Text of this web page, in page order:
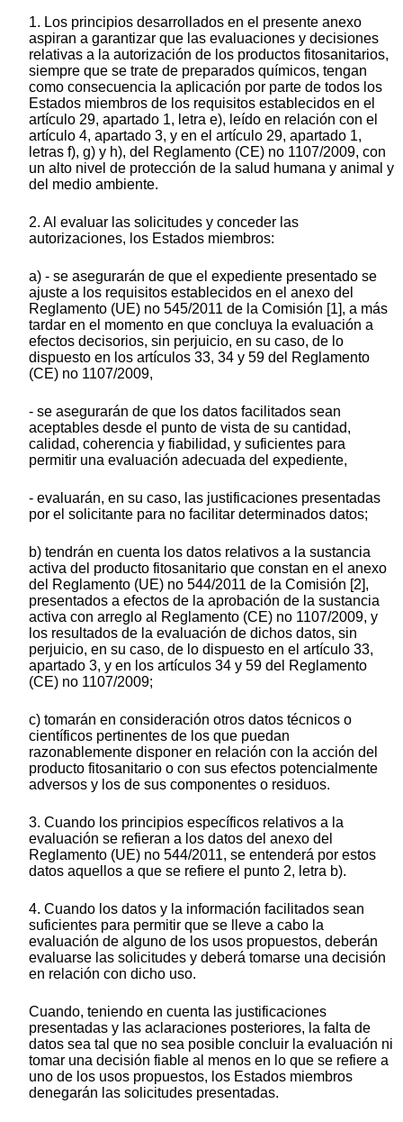
1. Los principios desarrollados en el presente anexo
aspiran a garantizar que las evaluaciones y decisiones
relativas a la autorización de los productos fitosanitarios,
siempre que se trate de preparados químicos, tengan
como consecuencia la aplicación por parte de todos los
Estados miembros de los requisitos establecidos en el
artículo 29, apartado 1, letra e), leído en relación con el
artículo 4, apartado 3, y en el artículo 29, apartado 1,
letras f), g) y h), del Reglamento (CE) no 1107/2009, con
un alto nivel de protección de la salud humana y animal y
del medio ambiente.
2. Al evaluar las solicitudes y conceder las
autorizaciones, los Estados miembros:
a) - se asegurarán de que el expediente presentado se
ajuste a los requisitos establecidos en el anexo del
Reglamento (UE) no 545/2011 de la Comisión [1], a más
tardar en el momento en que concluya la evaluación a
efectos decisorios, sin perjuicio, en su caso, de lo
dispuesto en los artículos 33, 34 y 59 del Reglamento
(CE) no 1107/2009,
- se asegurarán de que los datos facilitados sean
aceptables desde el punto de vista de su cantidad,
calidad, coherencia y fiabilidad, y suficientes para
permitir una evaluación adecuada del expediente,
- evaluarán, en su caso, las justificaciones presentadas
por el solicitante para no facilitar determinados datos;
b) tendrán en cuenta los datos relativos a la sustancia
activa del producto fitosanitario que constan en el anexo
del Reglamento (UE) no 544/2011 de la Comisión [2],
presentados a efectos de la aprobación de la sustancia
activa con arreglo al Reglamento (CE) no 1107/2009, y
los resultados de la evaluación de dichos datos, sin
perjuicio, en su caso, de lo dispuesto en el artículo 33,
apartado 3, y en los artículos 34 y 59 del Reglamento
(CE) no 1107/2009;
c) tomarán en consideración otros datos técnicos o
científicos pertinentes de los que puedan
razonablemente disponer en relación con la acción del
producto fitosanitario o con sus efectos potencialmente
adversos y los de sus componentes o residuos.
3. Cuando los principios específicos relativos a la
evaluación se refieran a los datos del anexo del
Reglamento (UE) no 544/2011, se entenderá por estos
datos aquellos a que se refiere el punto 2, letra b).
4. Cuando los datos y la información facilitados sean
suficientes para permitir que se lleve a cabo la
evaluación de alguno de los usos propuestos, deberán
evaluarse las solicitudes y deberá tomarse una decisión
en relación con dicho uso.
Cuando, teniendo en cuenta las justificaciones
presentadas y las aclaraciones posteriores, la falta de
datos sea tal que no sea posible concluir la evaluación ni
tomar una decisión fiable al menos en lo que se refiere a
uno de los usos propuestos, los Estados miembros
denegarán las solicitudes presentadas.